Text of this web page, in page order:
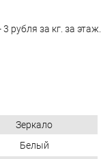
рубля за кг. за этаж.
Зеркало
Белый